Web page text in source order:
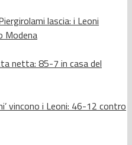
lascia: i Leoni
Modena
netta: 85-7 in casa del
vincono i Leoni: 46-12 contro